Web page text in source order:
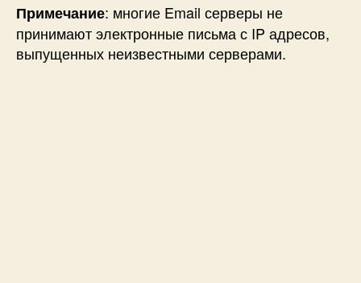
Примечание: многие Email серверы не
принимают электронные письма с IP адресов,
выпущенных неизвестными серверами.